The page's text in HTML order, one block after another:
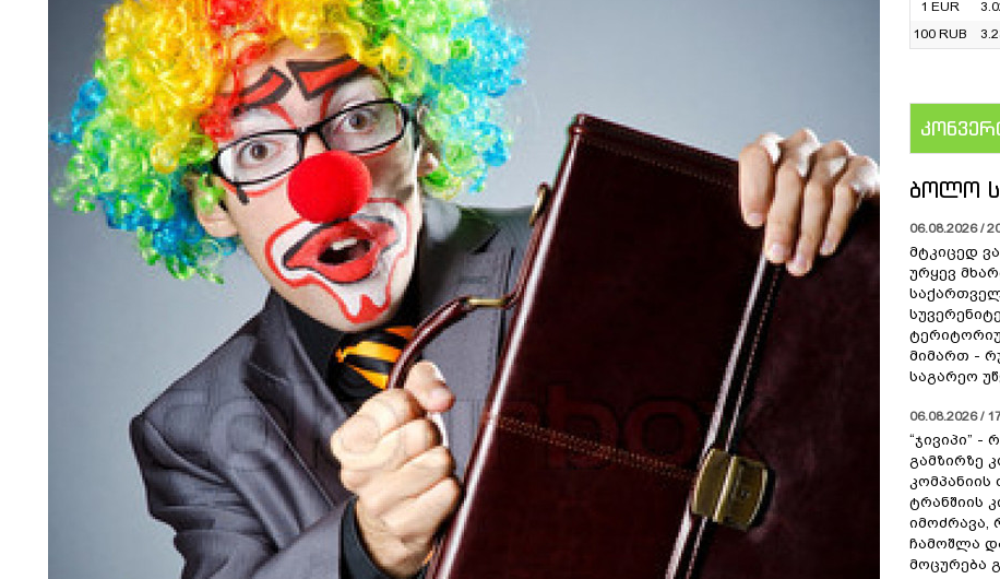
1 EUR
100 RUB
ᲑᲝᲚᲝ
06.08.2026 /
მტკიცედ
ურყევ
მიმართ -
საგარეო
06.08.2026 /
“ჯივიპი” -
გამზირზე
ტრანშიის
იმოძრავა,
ჩამოშლა
მოცურება